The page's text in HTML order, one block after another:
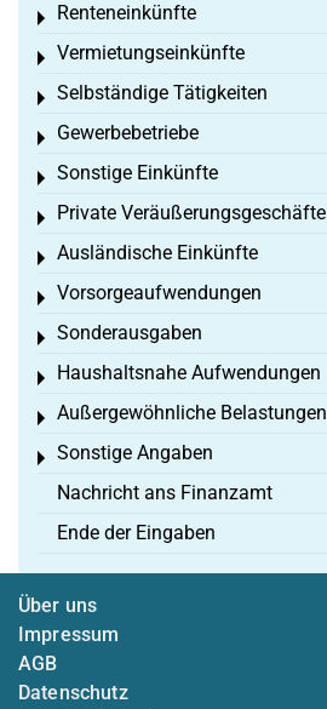
Renteneinkünfte
Toggle menu
Vermietungseinkünfte
Toggle menu
Selbständige Tätigkeiten
Toggle menu
Gewerbebetriebe
Toggle menu
Sonstige Einkünfte
Toggle menu
Private Veräußerungsgeschäfte
Toggle menu
Ausländische Einkünfte
Toggle menu
Vorsorgeaufwendungen
Toggle menu
Sonderausgaben
Toggle menu
Haushaltsnahe Aufwendungen
Toggle menu
Außergewöhnliche Belastungen
Toggle menu
Sonstige Angaben
Toggle menu
Nachricht ans Finanzamt
Ende der Eingaben
Über uns
Impressum
AGB
Datenschutz